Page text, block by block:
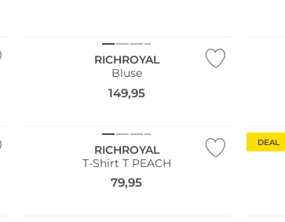
RICHROYAL
Bluse
149,95
RICHROYAL
T-Shirt T PEACH
79,95
DEAL